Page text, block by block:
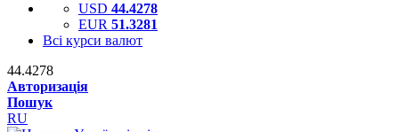
USD 44.4278
EUR 51.3281
Всі курси валют
44.4278
Авторизація
Пошук
RU